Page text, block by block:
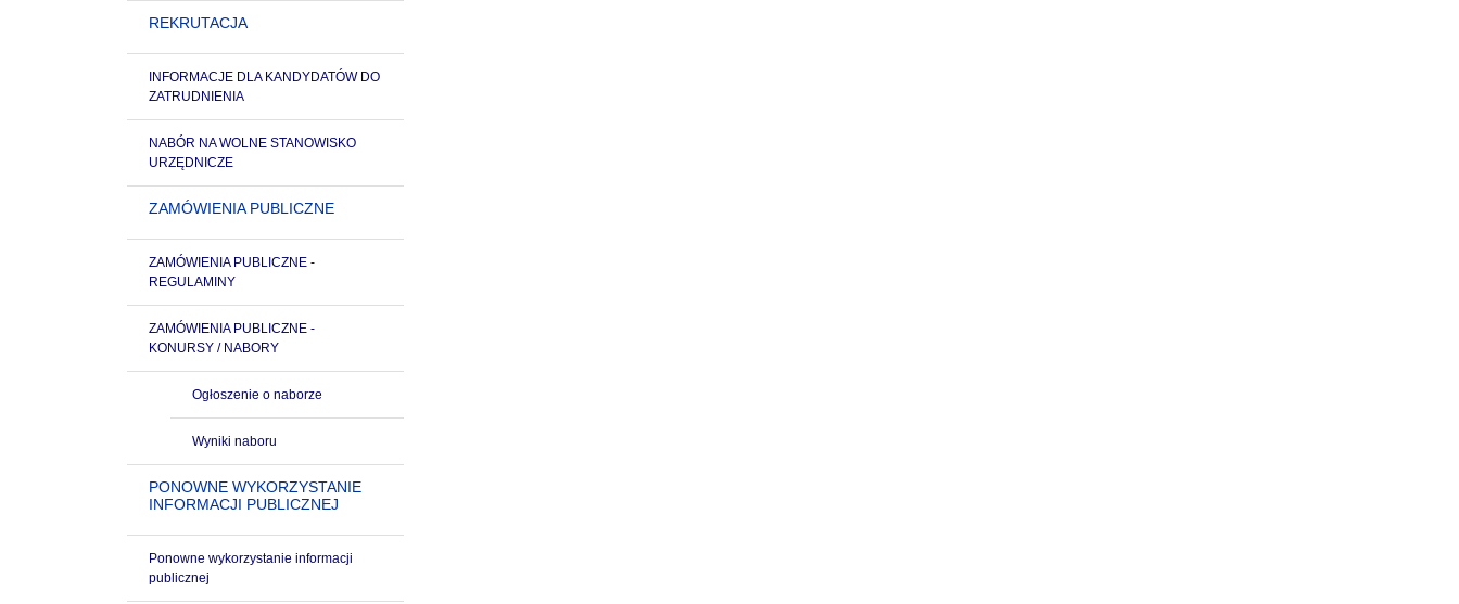
REKRUTACJA
INFORMACJE DLA KANDYDATÓW DO
ZATRUDNIENIA
NABÓR NA WOLNE STANOWISKO
URZĘDNICZE
ZAMÓWIENIA PUBLICZNE
ZAMÓWIENIA PUBLICZNE -
REGULAMINY
ZAMÓWIENIA PUBLICZNE -
KONURSY / NABORY
Ogłoszenie o naborze
Wyniki naboru
PONOWNE WYKORZYSTANIE
INFORMACJI PUBLICZNEJ
Ponowne wykorzystanie informacji
publicznej